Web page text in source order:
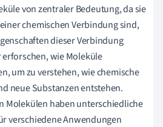
von zentraler Bedeutung, da sie
chemischen Verbindung sind,
dieser Verbindung
wie Moleküle
um zu verstehen, wie chemische
neue Substanzen entstehen.
Molekülen haben unterschiedliche
verschiedene Anwendungen